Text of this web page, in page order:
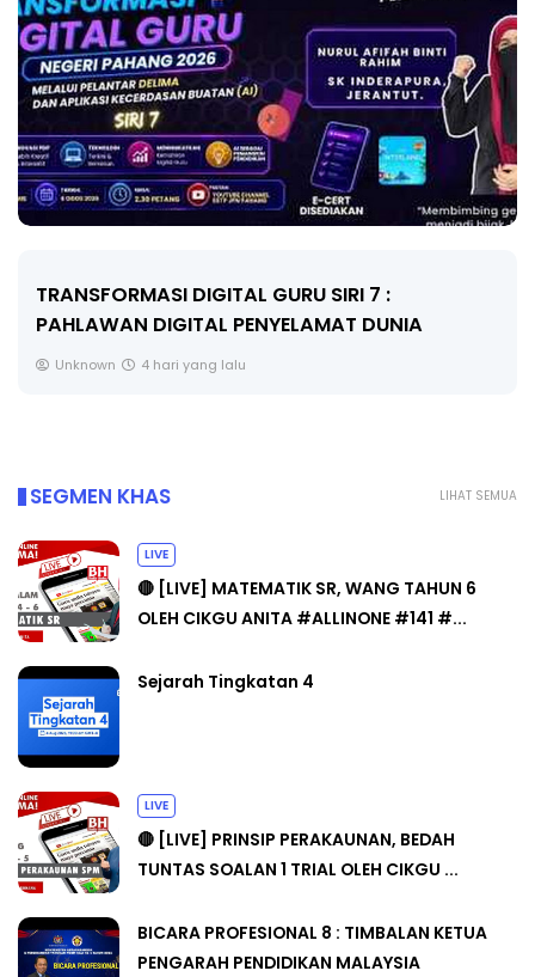
MAJLIS ANUGERAH FFK (FESTIVAL LENSA
PENDIDIKAN - FLeP) 2026
Unknown 5 hari yang lalu
LIHAT SEMUA
SEGMEN KHAS
LIVE
🔴 [LIVE] MATEMATIK SR, WANG TAHUN 6
OLEH CIKGU ANITA #ALLINONE #141 #...
Sejarah Tingkatan 4
LIVE
🔴 [LIVE] PRINSIP PERAKAUNAN, BEDAH
TUNTAS SOALAN 1 TRIAL OLEH CIKGU ...
BICARA PROFESIONAL 8 : TIMBALAN KETUA
PENGARAH PENDIDIKAN MALAYSIA